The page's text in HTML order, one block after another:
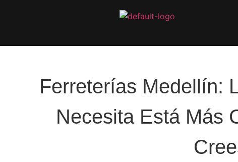
Ferreterías Medellín:
Necesita Está Más